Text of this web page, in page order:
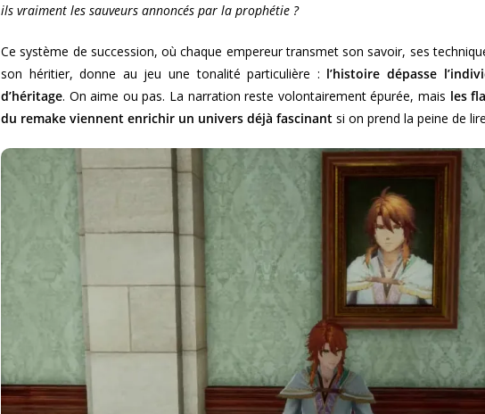
ils vraiment les sauveurs annoncés par la prophétie ?
Ce système de succession, où chaque empereur transmet son savoir, ses
son héritier, donne au jeu une tonalité particulière : l’histoire dépasse
d’héritage. On aime ou pas. La narration reste volontairement épurée, mais les
du remake viennent enrichir un univers déjà fascinant si on prend la peine de